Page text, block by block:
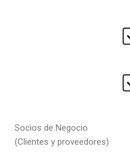
Socios de Negocio
(Clientes y proveedores)